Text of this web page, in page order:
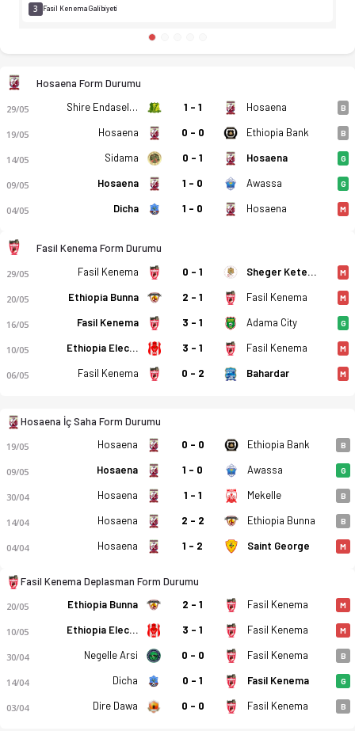
Hadiya Hosaena - Fasil Kenema SC 0-1 bitti. Gol anları,
3 Fasil Kenema Galibiyeti
Hosaena Form Durumu
29/05 Shire Endaselassie 1 - 1 Hosaena B
19/05 Hosaena 0 - 0 Ethiopia Bank B
14/05 Sidama 0 - 1 Hosaena G
09/05 Hosaena 1 - 0 Awassa G
04/05 Dicha 1 - 0 Hosaena M
Fasil Kenema Form Durumu
29/05 Fasil Kenema 0 - 1 Sheger Ketema M
20/05 Ethiopia Bunna 2 - 1 Fasil Kenema M
16/05 Fasil Kenema 3 - 1 Adama City G
10/05 Ethiopia Electricity 3 - 1 Fasil Kenema M
06/05 Fasil Kenema 0 - 2 Bahardar M
Hosaena İç Saha Form Durumu
19/05 Hosaena 0 - 0 Ethiopia Bank B
09/05 Hosaena 1 - 0 Awassa G
30/04 Hosaena 1 - 1 Mekelle B
14/04 Hosaena 2 - 2 Ethiopia Bunna B
04/04 Hosaena 1 - 2 Saint George M
Fasil Kenema Deplasman Form Durumu
20/05 Ethiopia Bunna 2 - 1 Fasil Kenema M
10/05 Ethiopia Electricity 3 - 1 Fasil Kenema M
30/04 Negelle Arsi 0 - 0 Fasil Kenema B
14/04 Dicha 0 - 1 Fasil Kenema G
03/04 Dire Dawa 0 - 0 Fasil Kenema B